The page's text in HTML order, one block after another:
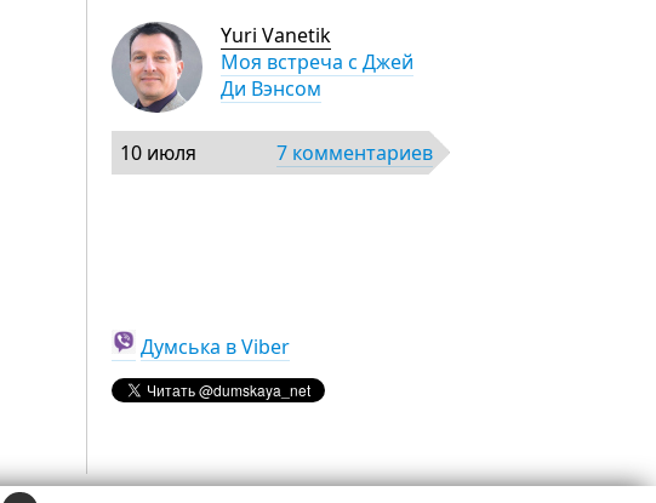
Yuri Vanetik
Моя встреча с Джей
Ди Вэнсом
10 июля 7 комментариев
Думська в Viber